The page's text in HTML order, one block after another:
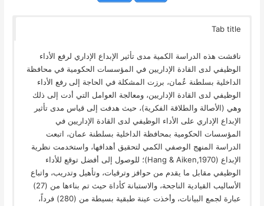
Tab title
ناقشت هذه الدراسة الكمية مدى تأثير الإبداع الإداري لرفع الأداء
الوظيفي لدى القادة الإداريين في المؤسسات الحكومية في محافظة
الداخلية بسلطنة عُمان، برزت المشكلة في الحاجة إلى رفع الأداء
الوظيفي لدى القادة الإداريين، ومعالجة العوامل التي أدت إلى ذلك
وهي (الأصالة والطلاقة الفكرية)، حيث هدفت إلى قياس مدى تأثير
الإبداع الإداري على الأداء الوظيفي لدى القادة الإداريين في
المؤسسات الحكومية بمحافظة الداخلية بسلطنة عمان، اتبعت
الدراسة المنهج الوصفي الكمي لتحقيق أهدافها، واستخدمت نظرية
الإبداع (Hang & Aiken,1970)؛ للوصول إلى أفضل توقع للأداء
الوظيفي مقابل ما يقدم من حوافز وترقيات، وتأهيل وتدريب، واتباع
الأساليب القيادية الناجحة، والاستبانة كأداة حيث تم بناءها من (27)
عبارة لجمع البيانات، وأخذت عينة طبقية بسيطة من (280) فرداً،